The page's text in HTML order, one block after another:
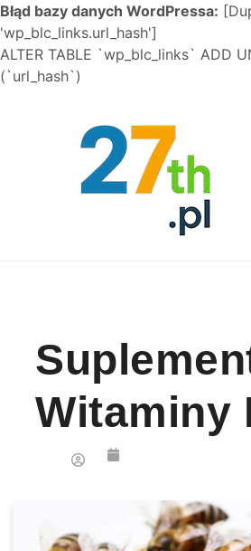
Błąd bazy danych WordPressa:
'wp_blc_links.url_hash']
ALTER TABLE `wp_blc_links` ADD
(`url_hash`)
Witaminy